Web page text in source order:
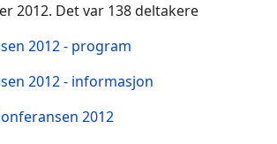
2012. Det var 138 deltakere
2012 - program
2012 - informasjon
2012